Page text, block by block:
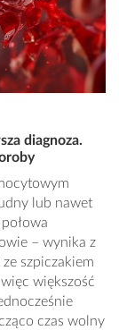
diagnoza.
lub nawet
– wynika z
szpiczakiem
większość
czas wolny